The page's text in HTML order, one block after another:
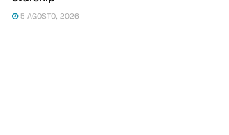
5 AGOSTO, 2026